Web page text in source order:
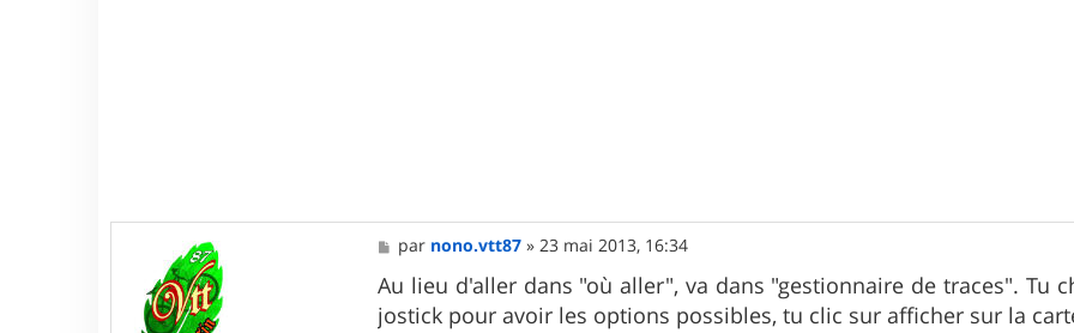
M
e
s
s
a
par nono.vtt87 »23 mai 2013, 16:34
Au lieu d'aller dans "où aller", va dans "gestionnaire de traces". Tu
jostick pour avoir les options possibles, tu clic sur afficher sur la